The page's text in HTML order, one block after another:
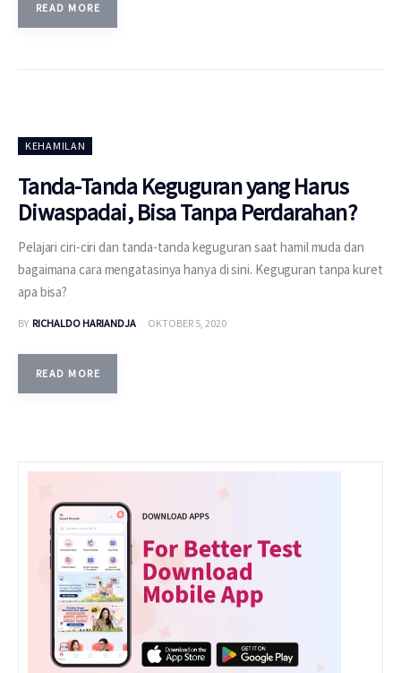
READ MORE
KEHAMILAN
Tanda-Tanda Keguguran yang Harus
Diwaspadai, Bisa Tanpa Perdarahan?
Pelajari ciri-ciri dan tanda-tanda keguguran saat hamil muda dan
bagaimana cara mengatasinya hanya di sini. Keguguran tanpa kuret
apa bisa?
BY RICHALDO HARIANDJA OKTOBER 5, 2020
READ MORE